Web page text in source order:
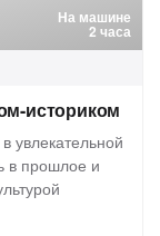
На машине
2 часа
историком
увлекательной
в прошлое и